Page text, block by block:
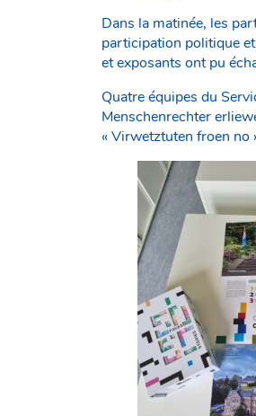
Dans la matinée, les
participation politique
et exposants ont pu
Quatre équipes du
Menschenrechter
« Virwetztuten froen no